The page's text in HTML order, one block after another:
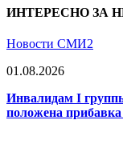
ИНТЕРЕСНО ЗА
Новости СМИ2
01.08.2026
Инвалидам I
положена